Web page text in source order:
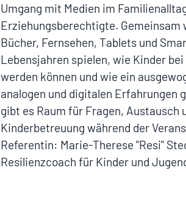
Umgang mit Medien im
Erziehungsberechtigte. Gemeinsam
Bücher, Fernsehen, Tablets und
Lebensjahren spielen, wie Kinder
werden können und wie ein
analogen und digitalen Erfahrungen
gibt es Raum für Fragen, Austausch
Kinderbetreuung während der
Referentin: Marie-Therese "Resi"
Resilienzcoach für Kinder und